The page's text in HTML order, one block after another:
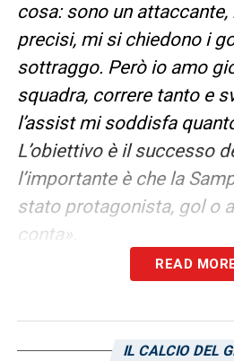
cosa: sono un
precisi, mi si chiedono i
sottraggo. Però io amo
squadra, correre tanto e
l’assist mi soddisfa
L’obiettivo è il successo
l’importante è che la
stato protagonista, gol o
conta».
LEGGI L’INTERVISTA
READ
IL CALCIO DEL